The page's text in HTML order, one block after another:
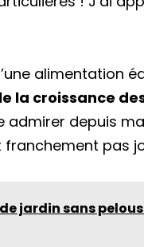
alimentation
la croissance
admirer depuis
franchement pas
jardin sans